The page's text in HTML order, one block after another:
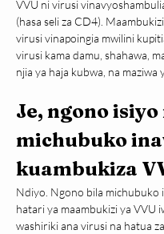
VVU ni virusi
(hasa seli za CD4).
virusi vinapoingia mwilini
virusi kama damu, shahawa,
njia ya haja kubwa, na maziwa
Je, ngono isiyo
michubuko
kuambukiza
Ndiyo. Ngono bila michubuko
hatari ya maambukizi ya VVU
washiriki ana virusi na hatua